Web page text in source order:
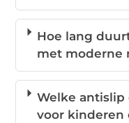
Hoe lang
met moderne
Welke antislip
voor kinderen